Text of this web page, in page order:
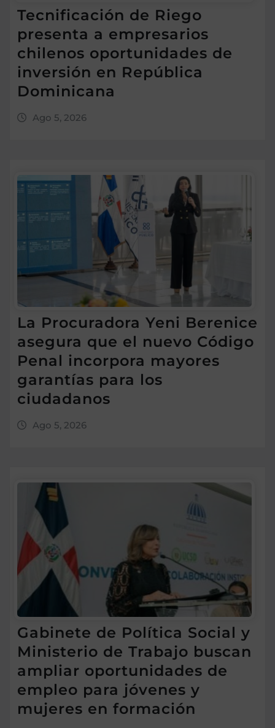
Tecnificación de Riego
presenta a empresarios
chilenos oportunidades de
inversión en República
Dominicana
Ago 5, 2026
La Procuradora Yeni Berenice
asegura que el nuevo Código
Penal incorpora mayores
garantías para los
ciudadanos
Ago 5, 2026
Gabinete de Política Social y
Ministerio de Trabajo buscan
ampliar oportunidades de
empleo para jóvenes y
mujeres en formación